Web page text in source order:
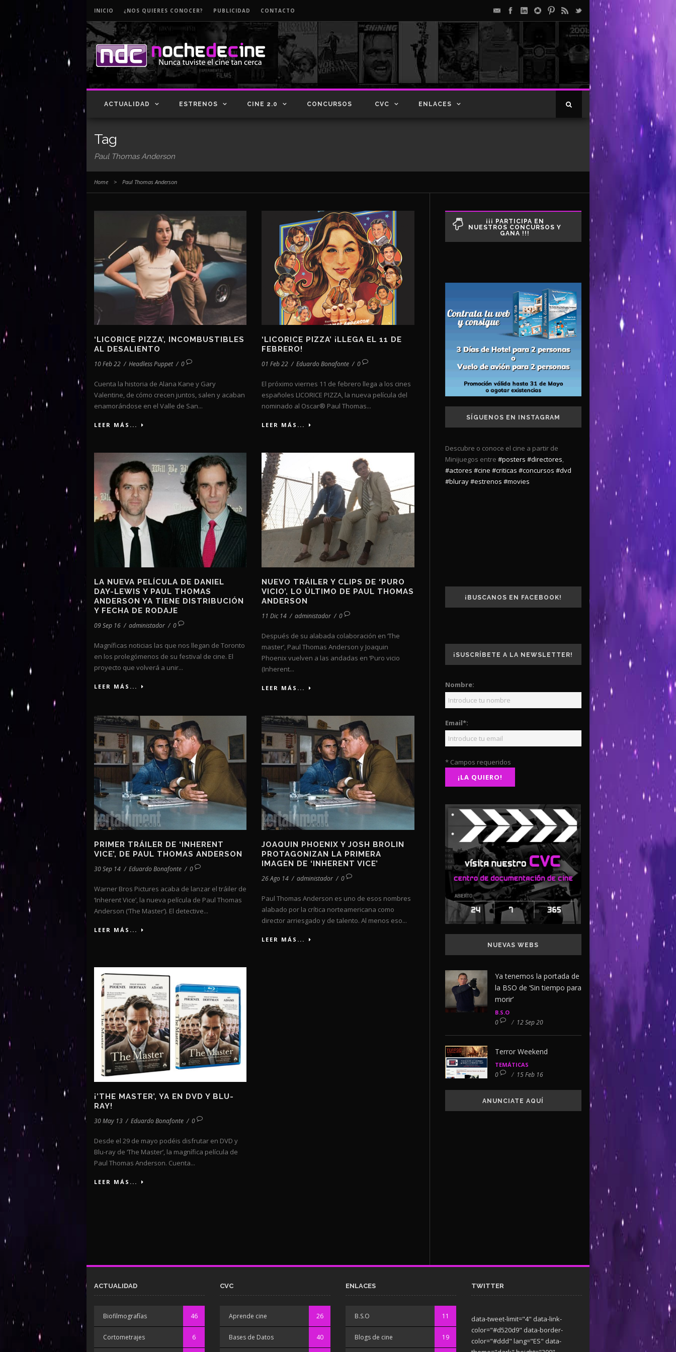
INICIO ¿NOS QUIERES CONOCER? PUBLICIDAD CONTACTO
ACTUALIDAD ESTRENOS CINE 2.0 CONCURSOS CVC ENLACES
Tag
Paul Thomas Anderson
Home > Paul Thomas Anderson
‘LICORICE PIZZA’, INCOMBUSTIBLES
AL DESALIENTO
10 Feb 22 / Headless Puppet / 0
Cuenta la historia de Alana Kane y Gary
Valentine, de cómo crecen juntos, salen y acaban
enamorándose en el Valle de San...
LEER MÁS...
‘LICORICE PIZZA’ ¡LLEGA EL 11 DE
FEBRERO!
01 Feb 22 / Eduardo Bonafonte / 0
El próximo viernes 11 de febrero llega a los cines
españoles LICORICE PIZZA, la nueva película del
nominado al Oscar® Paul Thomas...
LEER MÁS...
LA NUEVA PELÍCULA DE DANIEL
DAY-LEWIS Y PAUL THOMAS
ANDERSON YA TIENE DISTRIBUCIÓN
Y FECHA DE RODAJE
09 Sep 16 / administador / 0
Magníficas noticias las que nos llegan de Toronto
en los prolegómenos de su festival de cine. El
proyecto que volverá a unir...
LEER MÁS...
NUEVO TRÁILER Y CLIPS DE ‘PURO
VICIO’, LO ÚLTIMO DE PAUL THOMAS
ANDERSON
11 Dic 14 / administador / 0
Después de su alabada colaboración en ‘The
master’, Paul Thomas Anderson y Joaquin
Phoenix vuelven a las andadas en ‘Puro vicio
(Inherent...
LEER MÁS...
PRIMER TRÁILER DE ‘INHERENT
VICE’, DE PAUL THOMAS ANDERSON
30 Sep 14 / Eduardo Bonafonte / 0
Warner Bros Pictures acaba de lanzar el tráiler de
‘Inherent Vice’, la nueva película de Paul Thomas
Anderson (‘The Master’). El detective...
LEER MÁS...
JOAQUIN PHOENIX Y JOSH BROLIN
PROTAGONIZAN LA PRIMERA
IMAGEN DE ‘INHERENT VICE’
26 Ago 14 / administador / 0
Paul Thomas Anderson es uno de esos nombres
alabado por la crítica norteamericana como
director arriesgado y de talento. Al menos eso...
LEER MÁS...
¡’THE MASTER’, YA EN DVD Y BLU-
RAY!
30 May 13 / Eduardo Bonafonte / 0
Desde el 29 de mayo podéis disfrutar en DVD y
Blu-ray de ‘The Master’, la magnífica película de
Paul Thomas Anderson. Cuenta...
LEER MÁS...
¡¡¡ PARTICIPA EN
NUESTROS CONCURSOS Y
GANA !!!
SÍGUENOS EN INSTAGRAM
Descubre o conoce el cine a partir de
Minijuegos entre #posters #directores,
#actores #cine #criticas #concursos #dvd
#bluray#estrenos #movies
¡BUSCANOS EN FACEBOOK!
¡SUSCRÍBETE A LA NEWSLETTER!
Nombre:
Email*:
* Campos requeridos
NUEVAS WEBS
Ya tenemos la portada de
la BSO de ‘Sin tiempo para
morir’
B.S.O
0 / 12 Sep 20
Terror Weekend
TEMÁTICAS
0 / 15 Feb 16
ANUNCIATE AQUÍ
ACTUALIDAD
Biofilmografías 46
Cortometrajes 6
CVC
Aprende cine 26
Bases de Datos 40
ENLACES
B.S.O 11
Blogs de cine 19
TWITTER
data-tweet-limit="4" data-link-
color="#d520d9" data-border-
color="#ddd" lang="ES" data-